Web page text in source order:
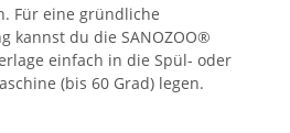
Für eine gründliche
kannst du die SANOZOO®
einfach in die Spül- oder
(bis 60 Grad) legen.